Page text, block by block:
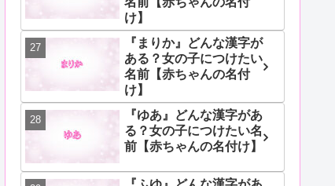
け】
『まりか』どんな漢字が
ある？女の子につけたい
名前【赤ちゃんの名付
け】
『ゆあ』どんな漢字があ
る？女の子につけたい名
前【赤ちゃんの名付け】